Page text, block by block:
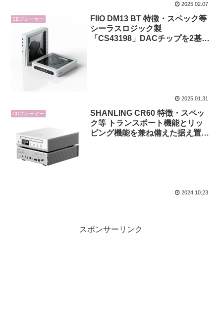
2025.02.07
CDプレーヤー
FIIO DM13 BT 特徴・スペック等
シーラスロジック製
「CS43198」DACチップを2基搭
2025.01.31
CDプレーヤー
SHANLING CR60 特徴・スペッ
ク等 トランスポート機能とリッ
ピング機能を兼ね備えた据え置き
2024.10.23
スポンサーリンク